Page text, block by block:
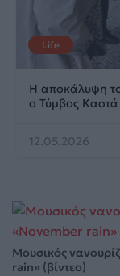
Life
Η αποκάλυψη
ο Τύμβος Καστά
12.05.2026
Μουσικός
rain» (βίντεο)